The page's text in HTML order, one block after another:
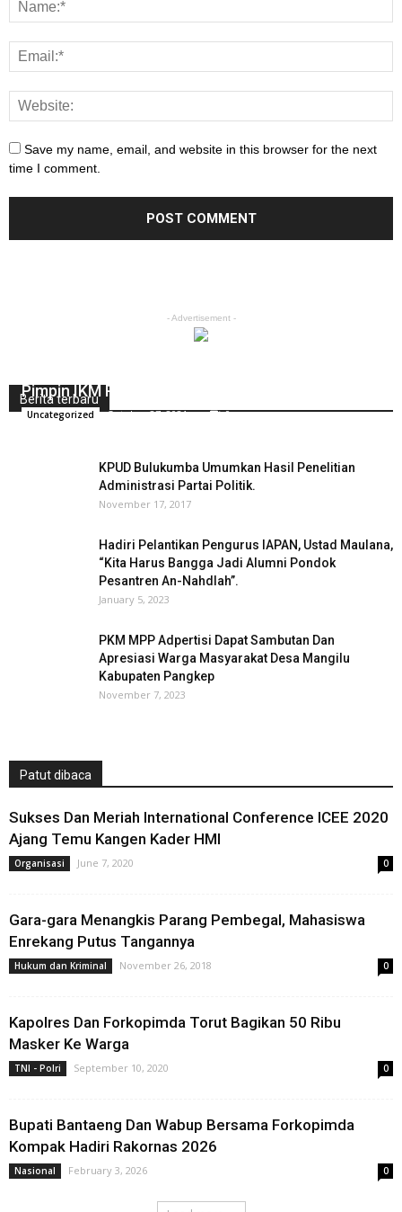
Save my name, email, and website in this browser for the next
time I comment.
- Advertisement -
Berita terbaru
Pimpin IKM Parepare Dalam Mubeslub di LAN RI
Uncategorized October 27, 2021 0
KPUD Bulukumba Umumkan Hasil Penelitian
Administrasi Partai Politik.
November 17, 2017
Hadiri Pelantikan Pengurus IAPAN, Ustad Maulana,
“Kita Harus Bangga Jadi Alumni Pondok
Pesantren An-Nahdlah”.
January 5, 2023
PKM MPP Adpertisi Dapat Sambutan Dan
Apresiasi Warga Masyarakat Desa Mangilu
Kabupaten Pangkep
November 7, 2023
Patut dibaca
Sukses Dan Meriah International Conference ICEE 2020
Ajang Temu Kangen Kader HMI
Organisasi June 7, 2020 0
Gara-gara Menangkis Parang Pembegal, Mahasiswa
Enrekang Putus Tangannya
Hukum dan Kriminal November 26, 2018 0
Kapolres Dan Forkopimda Torut Bagikan 50 Ribu
Masker Ke Warga
TNI - Polri September 10, 2020 0
Bupati Bantaeng Dan Wabup Bersama Forkopimda
Kompak Hadiri Rakornas 2026
Nasional February 3, 2026 0